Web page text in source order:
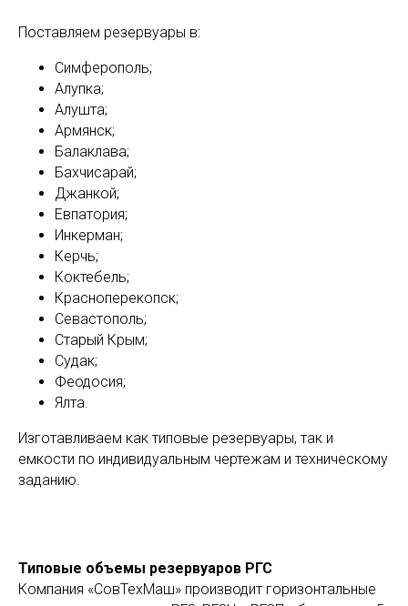
Поставляем резервуары в:
Симферополь;
Алупка;
Алушта;
Армянск;
Балаклава;
Бахчисарай;
Джанкой;
Евпатория;
Инкерман;
Керчь;
Коктебель;
Красноперекопск;
Севастополь;
Старый Крым;
Судак;
Феодосия;
Ялта.
Изготавливаем как типовые резервуары, так и
емкости по индивидуальным чертежам и техническому
заданию.
Типовые объемы резервуаров РГС
Компания «СовТехМаш» производит горизонтальные